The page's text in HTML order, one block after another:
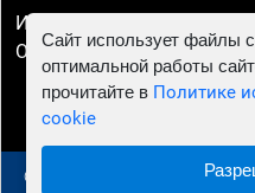
ИП Смирнов Георгий
ОГРНИП 324470400032610
© 2010 - 2026 Чип
Сайт использует файлы
оптимальной работы
прочитайте в Политике
cookie